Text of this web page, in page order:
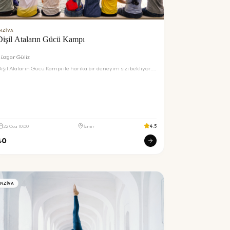
Ataların Gücü Kampı
Güliz
Ataların Gücü Kampı ile harika bir deneyim sizi bekliyor.
22 Oca 10:00 İzmir 4.5
0